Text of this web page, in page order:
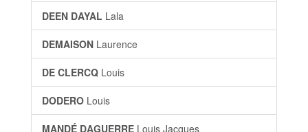
DEEN DAYAL Lala
DEMAISON Laurence
DE CLERCQ Louis
DODERO Louis
MANDÉ DAGUERRE Louis Jacques